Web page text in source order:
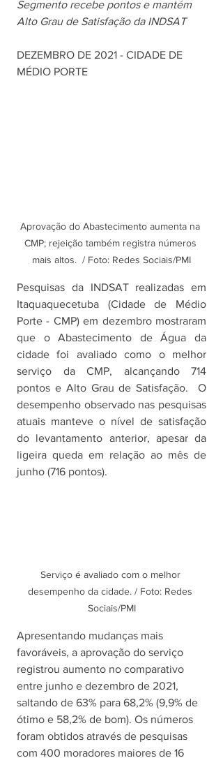
Segmento recebe pontos e mantém
Alto Grau de Satisfação da INDSAT
DEZEMBRO DE 2021 - CIDADE DE
MÉDIO PORTE
Aprovação do Abastecimento aumenta na
CMP; rejeição também registra números
mais altos.  / Foto: Redes Sociais/PMI
Pesquisas da INDSAT realizadas em
Itaquaquecetuba (Cidade de Médio
Porte - CMP) em dezembro mostraram
que o Abastecimento de Água da
cidade foi avaliado como o melhor
serviço da CMP, alcançando 714
pontos e Alto Grau de Satisfação.  O
desempenho observado nas pesquisas
atuais manteve o nível de satisfação
do levantamento anterior, apesar da
ligeira queda em relação ao mês de
junho (716 pontos).
Serviço é avaliado com o melhor
desempenho da cidade. / Foto: Redes
Sociais/PMI
Apresentando mudanças mais
favoráveis, a aprovação do serviço
registrou aumento no comparativo
entre junho e dezembro de 2021,
saltando de 63% para 68,2% (9,9% de
ótimo e 58,2% de bom). Os números
foram obtidos através de pesquisas
com 400 moradores maiores de 16